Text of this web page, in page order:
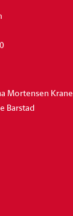
Mortensen Krane
Barstad